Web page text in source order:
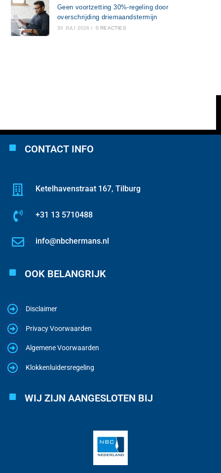
Geen voortzetting 30%-regeling door
overschrijding driemaandstermijn
30 JULI 2026 / 0 REACTIES
CONTACT INFO
Ketelhavenstraat 167, Tilburg
+31 13 5710488
info@nbchermans.nl
OOK BELANGRIJK
Disclaimer
Privacy Voorwaarden
Algemene Voorwaarden
Klokkenluidersregeling
WIJ ZIJN AANGESLOTEN BIJ